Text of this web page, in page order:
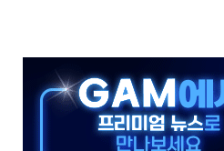
케이블 수주